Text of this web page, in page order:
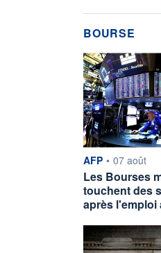
BOURSE
information
AFP • 07 août
Les Bourses
touchent des
après l'emploi